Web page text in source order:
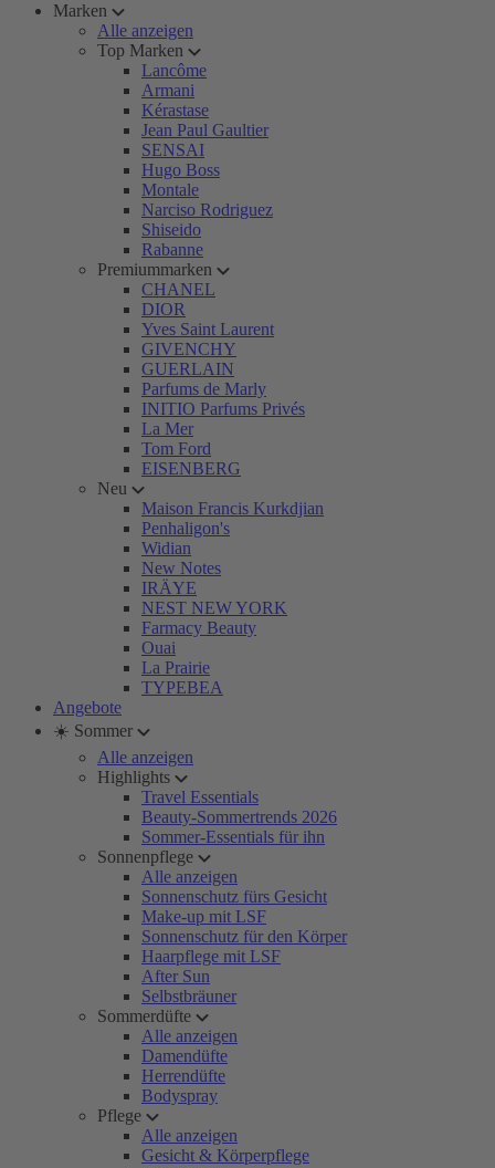
Marken
Alle anzeigen
Top Marken
Lancôme
Armani
Kérastase
Jean Paul Gaultier
SENSAI
Hugo Boss
Montale
Narciso Rodriguez
Shiseido
Rabanne
Premiummarken
CHANEL
DIOR
Yves Saint Laurent
GIVENCHY
GUERLAIN
Parfums de Marly
INITIO Parfums Privés
La Mer
Tom Ford
EISENBERG
Neu
Maison Francis Kurkdjian
Penhaligon's
Widian
New Notes
IRÄYE
NEST NEW YORK
Farmacy Beauty
Ouai
La Prairie
TYPEBEA
Angebote
☀️ Sommer
Alle anzeigen
Highlights
Travel Essentials
Beauty-Sommertrends 2026
Sommer-Essentials für ihn
Sonnenpflege
Alle anzeigen
Sonnenschutz fürs Gesicht
Make-up mit LSF
Sonnenschutz für den Körper
Haarpflege mit LSF
After Sun
Selbstbräuner
Sommerdüfte
Alle anzeigen
Damendüfte
Herrendüfte
Bodyspray
Pflege
Alle anzeigen
Gesicht & Körperpflege